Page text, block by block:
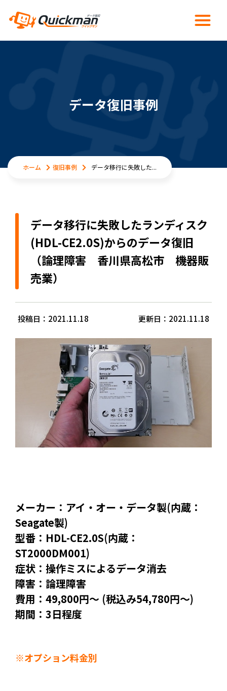
データ復旧事例
ホーム 復旧事例 データ移行に失敗した...
データ移行に失敗したランディスク
(HDL-CE2.0S)からのデータ復旧
（論理障害 香川県高松市 機器販
売業）
投稿日：2021.11.18 更新日：2021.11.18
メーカー：アイ・オー・データ製(内蔵：
Seagate製)
型番：HDL-CE2.0S(内蔵：
ST2000DM001)
症状：操作ミスによるデータ消去
障害：論理障害
費用：49,800円～ (税込み54,780円～)
期間：3日程度
※オプション料金別